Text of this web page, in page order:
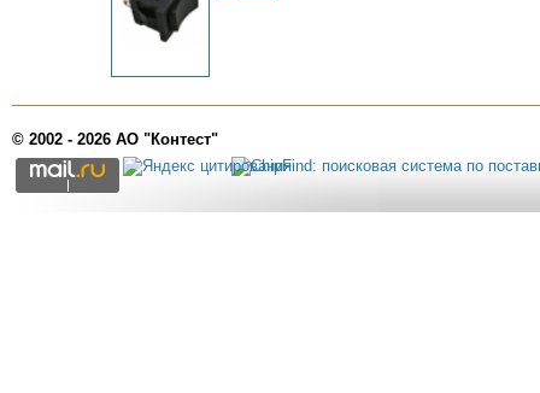
© 2002 - 2026 АО "Контест"